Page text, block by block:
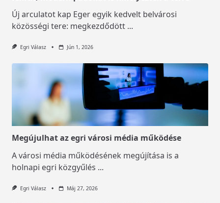
Új arculatot kap Eger egyik kedvelt belvárosi
közösségi tere: megkezdődött ...
Egri Válasz Jún 1, 2026
Megújulhat az egri városi média működése
A városi média működésének megújítása is a
holnapi egri közgyűlés ...
Egri Válasz Máj 27, 2026